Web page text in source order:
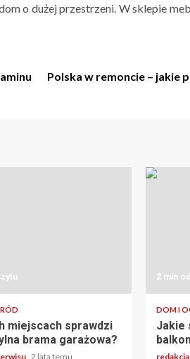
o dużej przestrzeni. W sklepie
Polska w remoncie – jakie
miejscach sprawdzi
brama garażowa?
2 lata temu
2 min
DOM I
Jakie